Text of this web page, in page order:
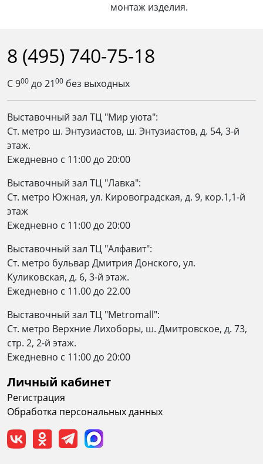
монтаж изделия.
Личный кабинет
Регистрация
Обработка персональных данных
8 (495) 740-75-18
С 900 до 2100 без выходных
Выставочный зал ТЦ "Мир уюта":
Ст. метро ш. Энтузиастов, ш. Энтузиастов, д. 54, 3-й
этаж.
Ежедневно c 11:00 до 20:00
Выставочный зал ТЦ "Лавка":
Ст. метро Южная, ул. Кировоградская, д. 9, кор.1,1-й
этаж
Ежедневно c 11:00 до 20:00
Выставочный зал ТЦ "Алфавит":
Ст. метро бульвар Дмитрия Донского, ул.
Куликовская, д. 6, 3-й этаж.
Ежедневно с 11.00 до 22.00
Выставочный зал ТЦ "Metromall":
Ст. метро Верхние Лихоборы, ш. Дмитровское, д. 73,
стр. 2, 2-й этаж.
Eжедневно c 11:00 до 20:00